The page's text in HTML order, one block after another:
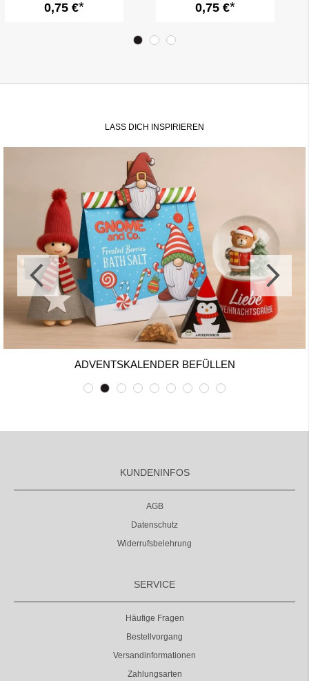
0,75 € 0,75 €
LASS DICH INSPIRIEREN
ADVENTSKALENDER BEFÜLLEN
KUNDENINFOS
AGB
Datenschutz
Widerrufsbelehrung
SERVICE
Häufige Fragen
Bestellvorgang
Versandinformationen
Zahlungsarten